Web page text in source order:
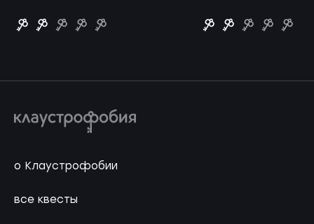
о Клаустрофобии
все квесты